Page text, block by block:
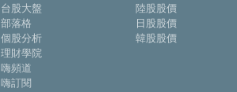
台股大盤
部落格
個股分析
理財學院
嗨頻道
嗨訂閱
陸股股價
日股股價
韓股股價